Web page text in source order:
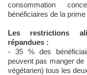
consommation
bénéficiaires de la prime
Les restrictions
répandues :
- 35 % des
peuvent pas manger de
végétarien) tous les